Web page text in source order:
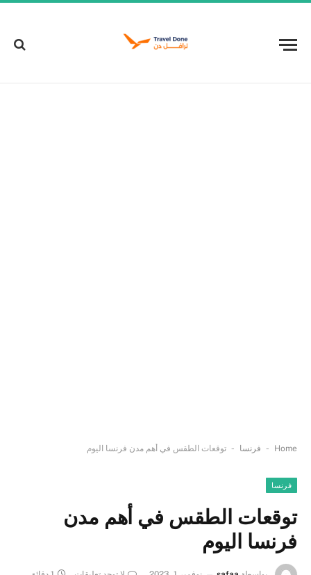
Home
- فرنسا - توقعات الطقس في أهم مدن فرنسا اليوم
فرنسا
توقعات الطقس في أهم مدن
فرنسا اليوم